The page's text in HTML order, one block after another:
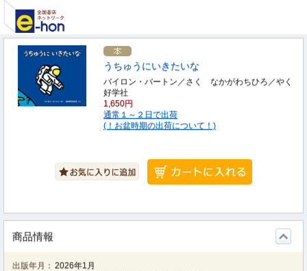
うちゅうにいきたいな
バイロン・バートン／さく なかがわちひろ／やく
好学社
1,650円
通常１～２日で出荷
(！お盆時期の出荷について！)
商品情報
出版年月： 2026年1月